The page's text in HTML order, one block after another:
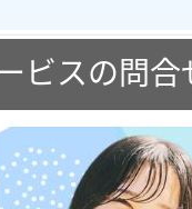
ビスの問